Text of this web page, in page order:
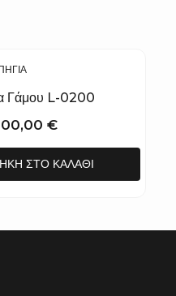
Γάμου L-0200
€
ΣΤΟ ΚΑΛΆΘΙ